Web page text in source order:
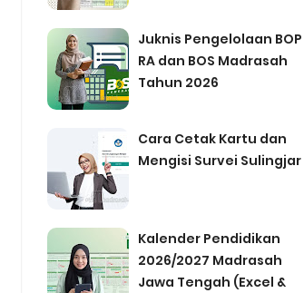
Juknis Pengelolaan BOP
RA dan BOS Madrasah
Tahun 2026
Cara Cetak Kartu dan
Mengisi Survei Sulingjar
Kalender Pendidikan
2026/2027 Madrasah
Jawa Tengah (Excel &